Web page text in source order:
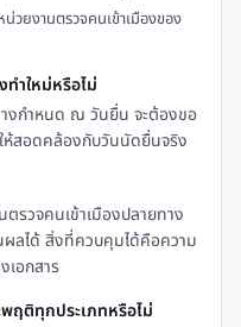
วยงานตรวจคนเข้าเมืองของ
ำใหม่หรือไม่
างกำหนด ณ วันยื่น จะต้องขอ
ห้สอดคล้องกับวันนัดยื่นจริง
รวจคนเข้าเมืองปลายทาง
ผลได้ สิ่งที่ควบคุมได้คือความ
อกสาร
ฤติทุกประเภทหรือไม่